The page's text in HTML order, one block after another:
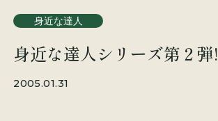
身近な達人
身近な達人シリーズ第２弾!
2005.01.31
大工が建てる家